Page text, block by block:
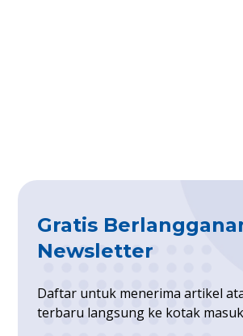
Gratis
Newsletter
Daftar untuk menerima artikel
terbaru langsung ke kotak